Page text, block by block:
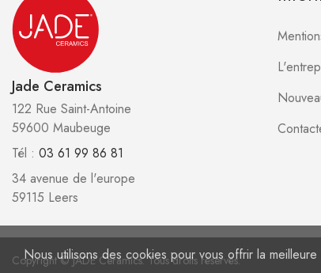
Jade Ceramics
122 Rue Saint-Antoine
59600 Maubeuge
Tél : 03 61 99 86 81
34 avenue de l'europe
59115 Leers
Copyright © JADE Ceramics. Tous droits réservés.
Nous utilisons des cookies pour vous offrir la